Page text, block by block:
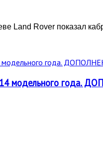
Land Rover показал
модельного года.